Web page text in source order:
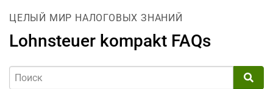
ЦЕЛЫЙ МИР НАЛОГОВЫХ ЗНАНИЙ
Lohnsteuer kompakt FAQs